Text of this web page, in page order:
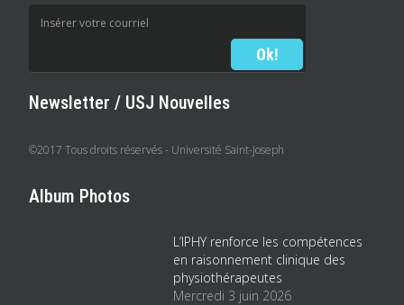
Newsletter / USJ Nouvelles
©2017 Tous droits réservés - Université Saint-Joseph
Album Photos
L’IPHY renforce les compétences
en raisonnement clinique des
physiothérapeutes
Mercredi 3 juin 2026